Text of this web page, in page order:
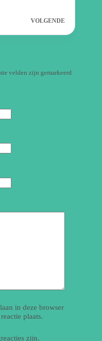
VOLGENDE
velden zijn gemarkeerd
in deze browser
plaats.
zijn.